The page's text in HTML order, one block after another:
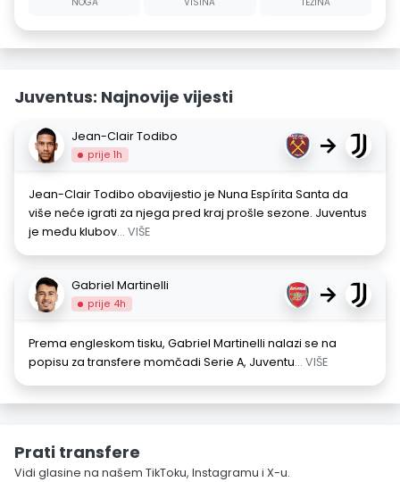
Juventus: Najnovije vijesti
Jean-Clair Todibo
prije 1h →
Jean-Clair Todibo obavijestio je Nuna Espírita Santa da
više neće igrati za njega pred kraj prošle sezone. Juventus
je među klubov... VIŠE
Gabriel Martinelli
prije 4h →
Prema engleskom tisku, Gabriel Martinelli nalazi se na
popisu za transfere momčadi Serie A, Juventu... VIŠE
Prati transfere
Vidi glasine na našem TikToku, Instagramu i X-u.